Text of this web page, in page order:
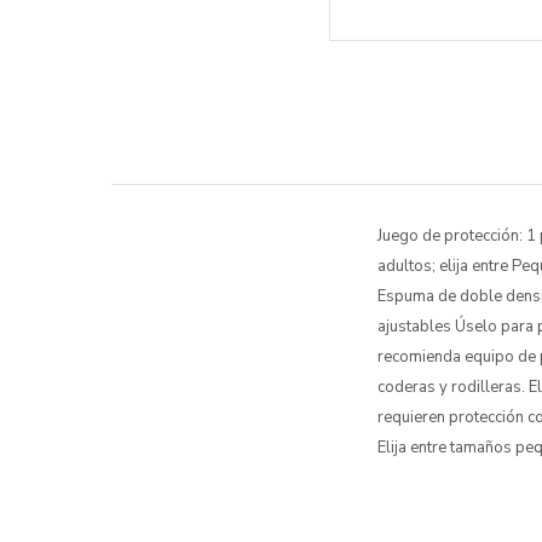
Juego de protección:
adultos; elija entre
Espuma de doble
ajustables Úselo para
recomienda equipo
coderas y rodilleras.
requieren protección
Elija entre tamaños